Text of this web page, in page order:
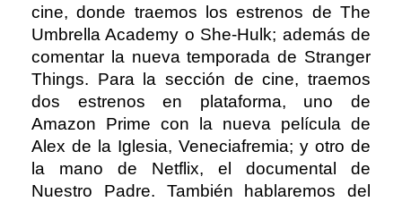
cine, donde traemos los estrenos de The
Umbrella Academy o She-Hulk; además de
comentar la nueva temporada de Stranger
Things. Para la sección de cine, traemos
dos estrenos en plataforma, uno de
Amazon Prime con la nueva película de
Alex de la Iglesia, Veneciafremia; y otro de
la mano de Netflix, el documental de
Nuestro Padre. También hablaremos del